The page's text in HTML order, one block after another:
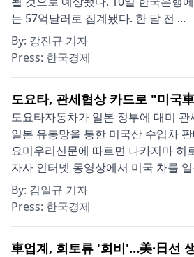
는 57억달러로 집계됐다. 한 달 전 ...
By: 강진규 기자
Press: 한국경제
도요타, 관세협상 카드로 "미국
도요타자동차가 일본 정부에 대미
일본 유통망을 통한 미국산 수입차
요미우리신문에 따르면 나카지마 히
자사 인터넷 동영상에서 미국 차를
By: 김일규 기자
Press: 한국경제
車업계, 희토류 '희비'…美·日선